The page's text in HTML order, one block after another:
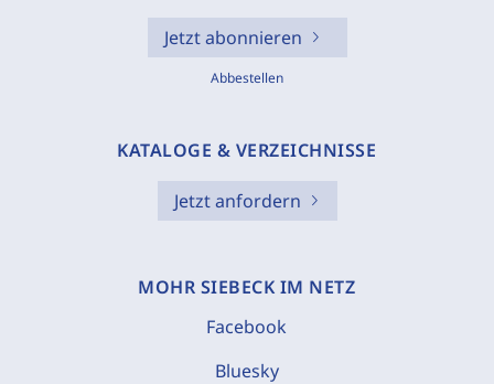
Jetzt abonnieren
Abbestellen
KATALOGE & VERZEICHNISSE
Jetzt anfordern
MOHR SIEBECK IM NETZ
Facebook
Bluesky